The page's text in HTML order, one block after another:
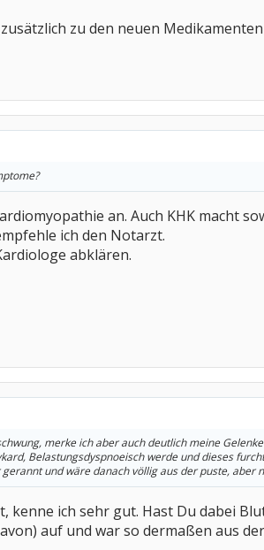
zu den neuen
an. Auch KHK macht
ich den Notarzt.
abklären.
merke ich aber auch deutlich meine
Belastungsdyspnoeisch werde und dieses
und wäre danach völlig aus der puste,
kenne ich sehr gut. Hast Du dabei
auf und war so dermaßen aus